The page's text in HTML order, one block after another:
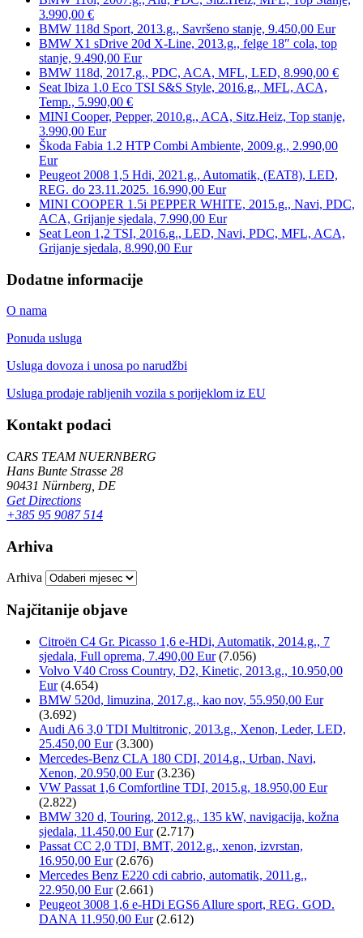
3.990,00 €
BMW 118d Sport, 2013.g., Savršeno stanje, 9.450,00 Eur
BMW X1 sDrive 20d X-Line, 2013.g., felge 18″ cola, top
stanje, 9.490,00 Eur
BMW 118d, 2017.g., PDC, ACA, MFL, LED, 8.990,00 €
Seat Ibiza 1.0 Eco TSI S&S Style, 2016.g., MFL, ACA,
Temp., 5.990,00 €
MINI Cooper, Pepper, 2010.g., ACA, Sitz.Heiz, Top stanje,
3.990,00 Eur
Škoda Fabia 1.2 HTP Combi Ambiente, 2009.g., 2.990,00
Eur
Peugeot 2008 1,5 Hdi, 2021.g., Automatik, (EAT8), LED,
REG. do 23.11.2025. 16.990,00 Eur
MINI COOPER 1.5i PEPPER WHITE, 2015.g., Navi, PDC,
ACA, Grijanje sjedala, 7.990,00 Eur
Seat Leon 1,2 TSI, 2016.g., LED, Navi, PDC, MFL, ACA,
Grijanje sjedala, 8.990,00 Eur
Dodatne informacije
O nama
Ponuda usluga
Usluga dovoza i unosa po narudžbi
Usluga prodaje rabljenih vozila s porijeklom iz EU
Kontakt podaci
CARS TEAM NUERNBERG
Hans Bunte Strasse 28
90431 Nürnberg, DE
Get Directions
+385 95 9087 514
Arhiva
Arhiva
Najčitanije objave
Citroën C4 Gr. Picasso 1,6 e-HDi, Automatik, 2014.g., 7
sjedala, Full oprema, 7.490,00 Eur (7.056)
Volvo V40 Cross Country, D2, Kinetic, 2013.g., 10.950,00
Eur (4.654)
BMW 520d, limuzina, 2017.g., kao nov, 55.950,00 Eur
(3.692)
Audi A6 3,0 TDI Multitronic, 2013.g., Xenon, Leder, LED,
25.450,00 Eur (3.300)
Mercedes-Benz CLA 180 CDI, 2014.g., Urban, Navi,
Xenon, 20.950,00 Eur (3.236)
VW Passat 1,6 Comfortline TDI, 2015.g, 18.950,00 Eur
(2.822)
BMW 320 d, Touring, 2012.g., 135 kW, navigacija, kožna
sjedala, 11.450,00 Eur (2.717)
Passat CC 2,0 TDI, BMT, 2012.g., xenon, izvrstan,
16.950,00 Eur (2.676)
Mercedes Benz E220 cdi cabrio, automatik, 2011.g.,
22.950,00 Eur (2.661)
Peugeot 3008 1,6 e-HDi EGS6 Allure sport, REG. GOD.
DANA 11.950,00 Eur (2.612)